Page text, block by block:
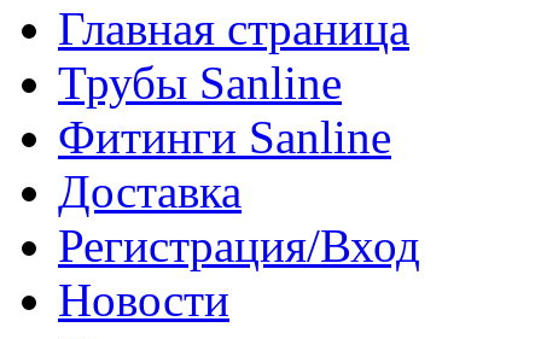
Главная страница
Трубы Sanline
Фитинги Sanline
Доставка
Регистрация/Вход
Новости